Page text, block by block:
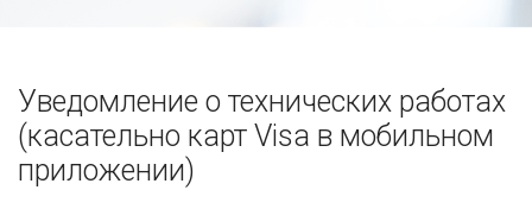
Уведомление о технических работах
(касательно карт Visa в мобильном
приложении)